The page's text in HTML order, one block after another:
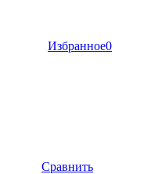
Избранное0
Сравнить